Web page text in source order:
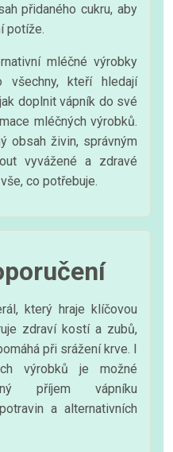
přidaného cukru, aby
potíže.
mléčné výrobky
kteří hledají
doplnit vápník do své
mléčných výrobků.
obsah živin, správným
vyvážené a zdravé
co potřebuje.
který hraje klíčovou
zdraví kostí a zubů,
při srážení krve. I
výrobků je možné
příjem vápníku
a alternativních